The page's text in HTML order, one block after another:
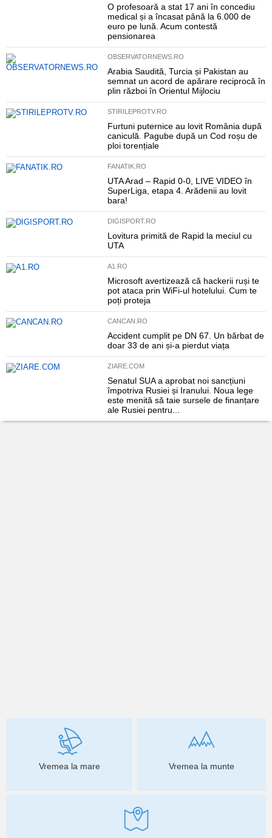
O profesoară a stat 17 ani în concediu
medical și a încasat până la 6.000 de
euro pe lună. Acum contestă
pensionarea
OBSERVATORNEWS.RO
Arabia Saudită, Turcia și Pakistan au
semnat un acord de apărare reciprocă în
plin război în Orientul Mijlociu
STIRILEPROTV.RO
Furtuni puternice au lovit România după
caniculă. Pagube după un Cod roșu de
ploi torențiale
FANATIK.RO
UTA Arad – Rapid 0-0, LIVE VIDEO în
SuperLiga, etapa 4. Arădenii au lovit
bara!
DIGISPORT.RO
Lovitura primită de Rapid la meciul cu
UTA
A1.RO
Microsoft avertizează că hackerii ruși te
pot ataca prin WiFi-ul hotelului. Cum te
poți proteja
CANCAN.RO
Accident cumplit pe DN 67. Un bărbat de
doar 33 de ani și-a pierdut viața
ZIARE.COM
Senatul SUA a aprobat noi sancțiuni
împotriva Rusiei și Iranului. Noua lege
este menită să taie sursele de finanțare
ale Rusiei pentru...
Vremea la mare Vremea la munte